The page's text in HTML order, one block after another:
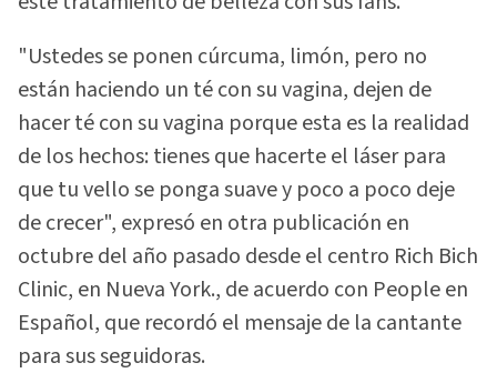
"Ustedes se ponen cúrcuma, limón, pero no
están haciendo un té con su vagina, dejen de
hacer té con su vagina porque esta es la realidad
de los hechos: tienes que hacerte el láser para
que tu vello se ponga suave y poco a poco deje
de crecer", expresó en otra publicación en
octubre del año pasado desde el centro Rich Bich
Clinic, en Nueva York., de acuerdo con People en
Español, que recordó el mensaje de la cantante
para sus seguidoras.